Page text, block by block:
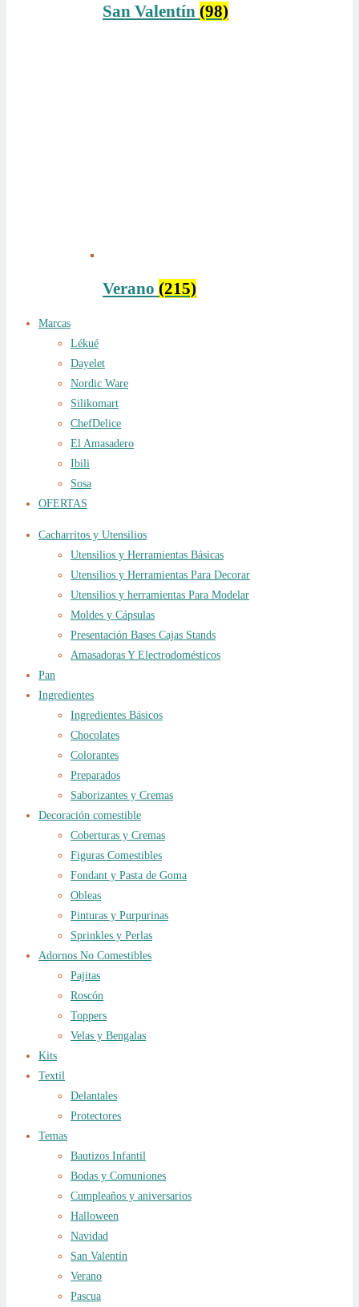
San Valentín (98)
Verano (215)
Marcas
Lékué
Dayelet
Nordic Ware
Silikomart
ChefDelice
El Amasadero
Ibili
Sosa
OFERTAS
Cacharritos y Utensilios
Utensilios y Herramientas Básicas
Utensilios y Herramientas Para Decorar
Utensilios y herramientas Para Modelar
Moldes y Cápsulas
Presentación Bases Cajas Stands
Amasadoras Y Electrodomésticos
Pan
Ingredientes
Ingredientes Básicos
Chocolates
Colorantes
Preparados
Saborizantes y Cremas
Decoración comestible
Coberturas y Cremas
Figuras Comestibles
Fondant y Pasta de Goma
Obleas
Pinturas y Purpurinas
Sprinkles y Perlas
Adornos No Comestibles
Pajitas
Roscón
Toppers
Velas y Bengalas
Kits
Textil
Delantales
Protectores
Temas
Bautizos Infantil
Bodas y Comuniones
Cumpleaños y aniversarios
Halloween
Navidad
San Valentín
Verano
Pascua